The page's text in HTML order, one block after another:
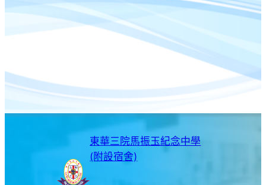
東華三院馬振玉紀念中學
(附設宿舍)